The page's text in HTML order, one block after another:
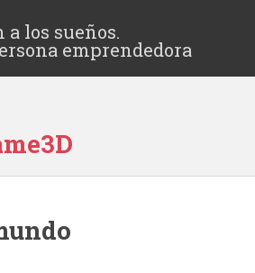
a los sueños.
emprendedora